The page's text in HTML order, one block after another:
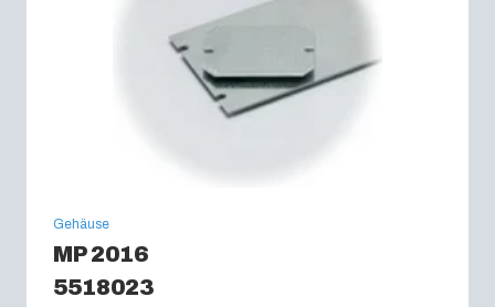
Gehäuse
MP 2016
5518023